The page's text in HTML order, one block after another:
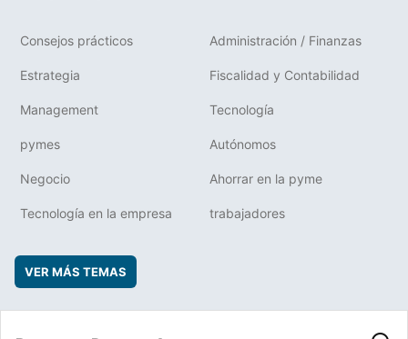
Consejos prácticos Administración / Finanzas
Estrategia Fiscalidad y Contabilidad
Management Tecnología
pymes Autónomos
Negocio Ahorrar en la pyme
Tecnología en la empresa trabajadores
VER MÁS TEMAS